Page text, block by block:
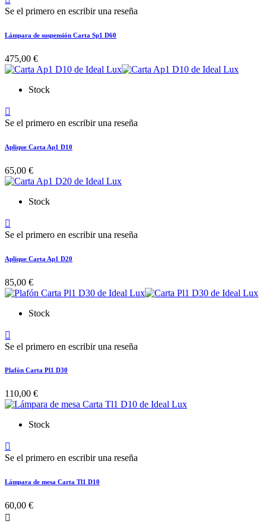
Se el primero en escribir una reseña
Lámpara de suspensión Carta Sp1 D60
475,00 €
Stock

Se el primero en escribir una reseña
Aplique Carta Ap1 D10
65,00 €
Stock

Se el primero en escribir una reseña
Aplique Carta Ap1 D20
85,00 €
Stock

Se el primero en escribir una reseña
Plafón Carta Pl1 D30
110,00 €
Stock

Se el primero en escribir una reseña
Lámpara de mesa Carta Tl1 D10
60,00 €
